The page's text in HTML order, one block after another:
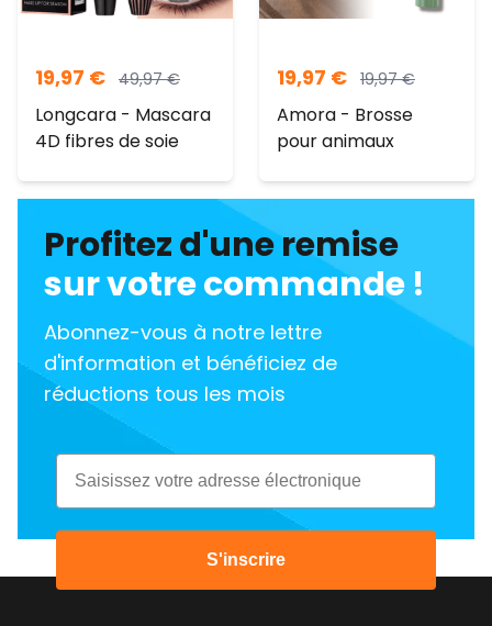
19,97 € 49,97€
Longcara - Mascara
4D fibres de soie
19,97 € 19,97€
Amora - Brosse
pour animaux
Profitez d'une remise
sur votre commande !
Abonnez-vous à notre lettre
d'information et bénéficiez de
réductions tous les mois
Email
S'inscrire